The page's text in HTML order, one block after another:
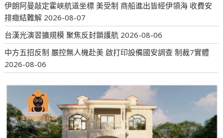
伊朗阿曼敲定霍峽航道坐標 美受制 商船進出皆經伊領海 收費安
排癥結難解 2026-08-07
台漢光演習擴規模 聚焦反封鎖護航 2026-08-06
中方五招反制 嚴控無人機赴美 啟打印設備國安調查 制裁7實體
2026-08-06